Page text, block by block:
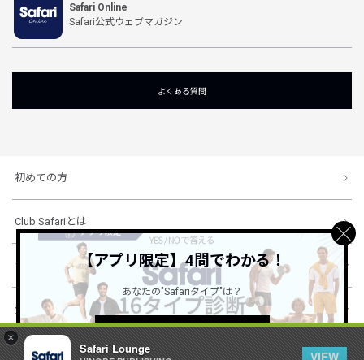
×
Safari Lounge
VIEW
Safari Online
Safari公式ウェブマガジン
よくある質問
初めての方
Club Safariとは
ショッピングガイド
会社概要・規約
【アプリ限定】4問でわかる！
あなたの"Safariタイプ"は？
詳しくはこちら ＞